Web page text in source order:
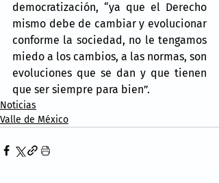
democratización, “ya que el Derecho
mismo debe de cambiar y evolucionar
conforme la sociedad, no le tengamos
miedo a los cambios, a las normas, son
evoluciones que se dan y que tienen
que ser siempre para bien”.
Noticias
Valle de México